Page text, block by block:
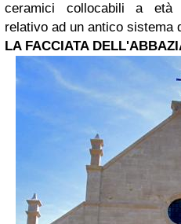
ceramici collocabili a età
relativo ad un antico sistema
LA FACCIATA